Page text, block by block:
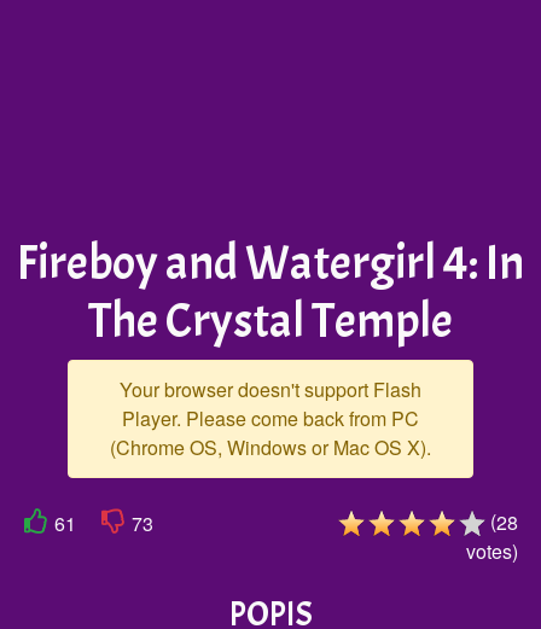
Fireboy and Watergirl 4: In
The Crystal Temple
Your browser doesn't support Flash
Player. Please come back from PC
(Chrome OS, Windows or Mac OS X).
61 73 (28
votes)
POPIS